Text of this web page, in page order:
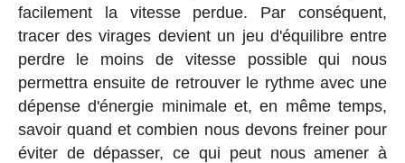
facilement la vitesse perdue. Par conséquent,
tracer des virages devient un jeu d'équilibre entre
perdre le moins de vitesse possible qui nous
permettra ensuite de retrouver le rythme avec une
dépense d'énergie minimale et, en même temps,
savoir quand et combien nous devons freiner pour
éviter de dépasser, ce qui peut nous amener à